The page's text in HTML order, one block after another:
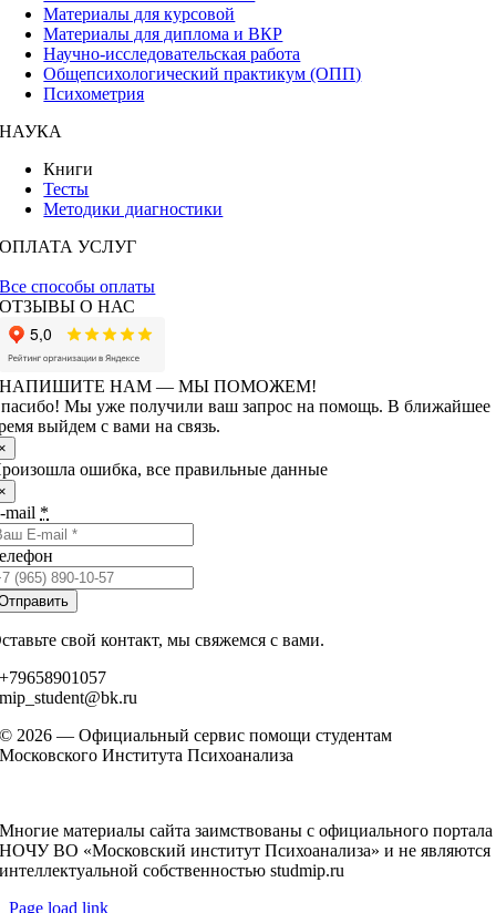
Материалы для курсовой
Материалы для диплома и ВКР
Научно-исследовательская работа
Общепсихологический практикум (ОПП)
Психометрия
НАУКА
Книги
Тесты
Методики диагностики
ОПЛАТА УСЛУГ
Все способы оплаты
ОТЗЫВЫ О НАС
НАПИШИТЕ НАМ — МЫ ПОМОЖЕМ!
Мы уже получили ваш запрос на помощь. В ближайшее
выйдем с вами на связь.
ошибка, все правильные данные
mail *
свой контакт, мы свяжемся с вами.
+79658901057
mip_student@bk.ru
© 2026 — Официальный сервис помощи студентам
Московского Института Психоанализа
Многие материалы сайта заимствованы с официального портала
НОЧУ ВО «Московский институт Психоанализа» и не являются
интеллектуальной собственностью studmip.ru
Page load link